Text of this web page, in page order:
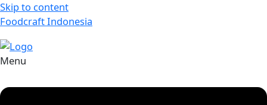
Skip to content
Foodcraft Indonesia
Menu